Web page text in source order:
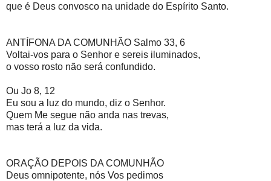
que é Deus convosco na unidade do Espírito Santo.
ANTÍFONA DA COMUNHÃO Salmo 33, 6
Voltai-vos para o Senhor e sereis iluminados,
o vosso rosto não será confundido.
Ou Jo 8, 12
Eu sou a luz do mundo, diz o Senhor.
Quem Me segue não anda nas trevas,
mas terá a luz da vida.
ORAÇÃO DEPOIS DA COMUNHÃO
Deus omnipotente, nós Vos pedimos